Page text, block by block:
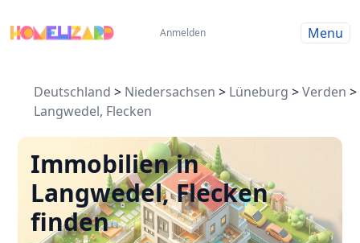
Anmelden Menu
Deutschland > Niedersachsen > Lüneburg >Verden >
Langwedel, Flecken
Immobilien in
Langwedel, Flecken
finden